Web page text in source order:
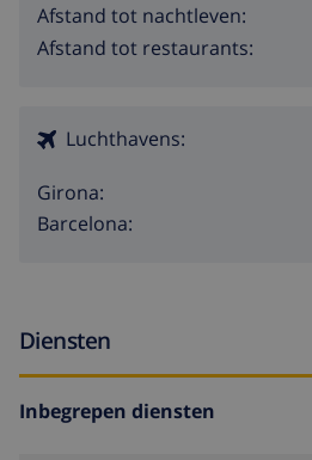
Afstand tot nachtleven:
Afstand tot restaurants:
Luchthavens:
Girona:
Barcelona:
Diensten
Inbegrepen diensten